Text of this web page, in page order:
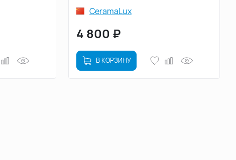
CeramaLux
4 800 ₽
В КОРЗИНУ